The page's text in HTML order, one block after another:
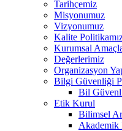
Tarihçemiz
Misyonumuz
Vizyonumuz
Kalite
Kurumsal
Değerlerimiz
Organizasyon
Bilgi Güvenliği
Bil
Etik Kurul
Bilimsel
Akademik